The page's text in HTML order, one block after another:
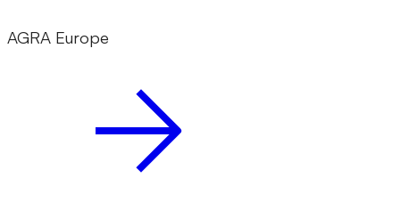
AGRA Europe